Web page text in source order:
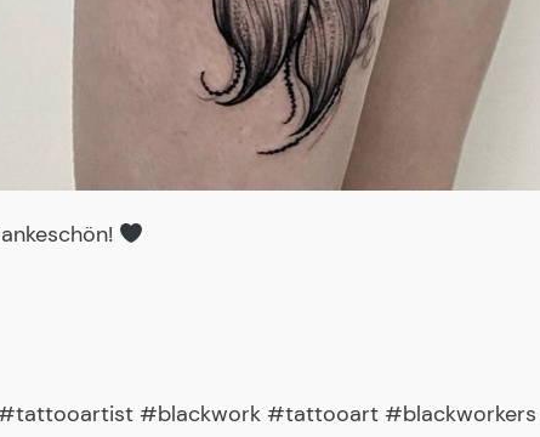
#blackwork #tattooart